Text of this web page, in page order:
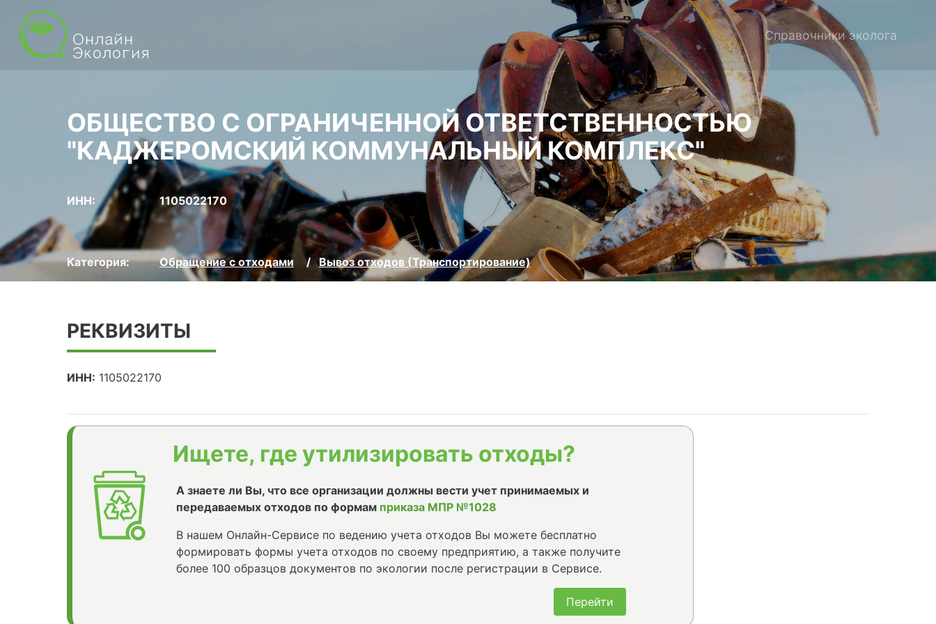
Справочники эколога
ОБЩЕСТВО С ОГРАНИЧЕННОЙ ОТВЕТСТВЕННОСТЬЮ
"КАДЖЕРОМСКИЙ КОММУНАЛЬНЫЙ КОМПЛЕКС"
ИНН: 1105022170
Категория: Обращение с отходами Вывоз отходов (Транспортирование)
РЕКВИЗИТЫ
ИНН: 1105022170
Ищете, где утилизировать отходы?
А знаете ли Вы, что все организации должны вести учет принимаемых и
передаваемых отходов по формам приказа МПР №1028
В нашем Онлайн-Сервисе по ведению учета отходов Вы можете бесплатно
формировать формы учета отходов по своему предприятию, а также получите
более 100 образцов документов по экологии после регистрации в Сервисе.
Перейти